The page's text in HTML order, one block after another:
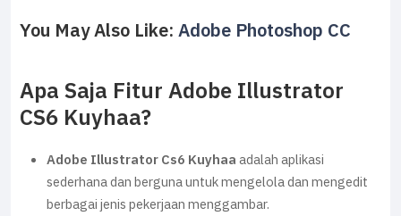
You May Also Like: Adobe Photoshop CC
Apa Saja Fitur Adobe Illustrator
CS6 Kuyhaa?
Adobe Illustrator Cs6 Kuyhaaadalah aplikasi
sederhana dan berguna untuk mengelola dan mengedit
berbagai jenis pekerjaan menggambar.